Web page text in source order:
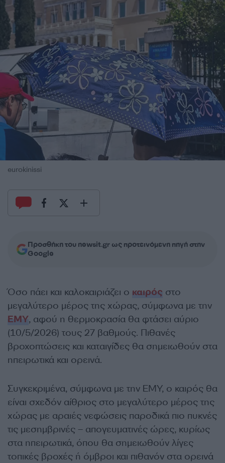
eurokinissi
Προσθήκη του newsit.gr ως προτεινόμενη πηγή στην
Google
Όσο πάει και καλοκαιριάζει ο καιρός στο
μεγαλύτερο μέρος της χώρας, σύμφωνα με την
ΕΜΥ, αφού η θερμοκρασία θα φτάσει αύριο
(10/5/2026) τους 27 βαθμούς. Πιθανές
βροχοπτώσεις και καταιγίδες θα σημειωθούν στα
ηπειρωτικά και ορεινά.
Συγκεκριμένα, σύμφωνα με την ΕΜΥ, ο καιρός θα
είναι σχεδόν αίθριος στο μεγαλύτερο μέρος της
χώρας με αραιές νεφώσεις παροδικά πιο πυκνές
τις μεσημβρινές – απογευματινές ώρες, κυρίως
στα ηπειρωτικά, όπου θα σημειωθούν λίγες
τοπικές βροχές ή όμβροι και πιθανόν στα ορεινά